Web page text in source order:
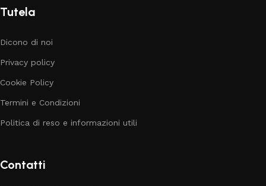
Tutela
Dicono di noi
Privacy policy
Cookie Policy
Termini e Condizioni
Politica di reso e informazioni utili
Contatti